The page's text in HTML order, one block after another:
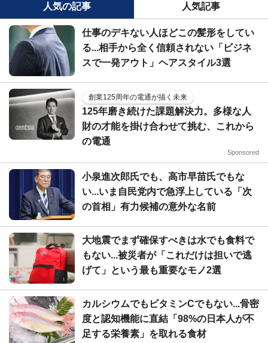
人気の記事 人気記事
仕事のデキない人ほどこの髪形をしてい
る...相手から全く信頼されない「ビジネ
スで一発アウト」ヘアスタイル3選
創業125周年の電通が描く未来
125年磨き続けた課題解決力。多様な人
財の才能を掛け合わせて挑む、これから
の電通
Sponsored
小泉進次郎氏でも、高市早苗氏でもな
い...いま自民党内で急浮上している「次
の首相」有力候補の意外な名前
大地震でまず確保すべきは水でも食料で
もない...被災者が「これだけは担いで逃
げて」という最も重要なモノ2選
カルシウムでもビタミンCでもない...骨密
度と認知機能に直結「98%の日本人が不
足する栄養素」を取れる食材